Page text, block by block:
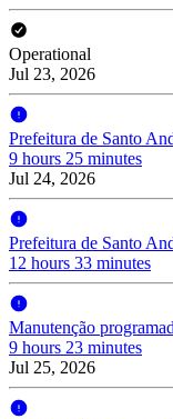
Operational
Jul 23, 2026
Prefeitura de Santo
9 hours 25 minutes
Jul 24, 2026
Prefeitura de Santo
12 hours 33 minutes
Manutenção
9 hours 23 minutes
Jul 25, 2026